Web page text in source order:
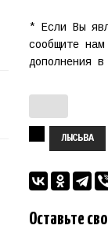
* Если Вы
сообщите
дополнения
ЛЫСЬВА
Оставьте